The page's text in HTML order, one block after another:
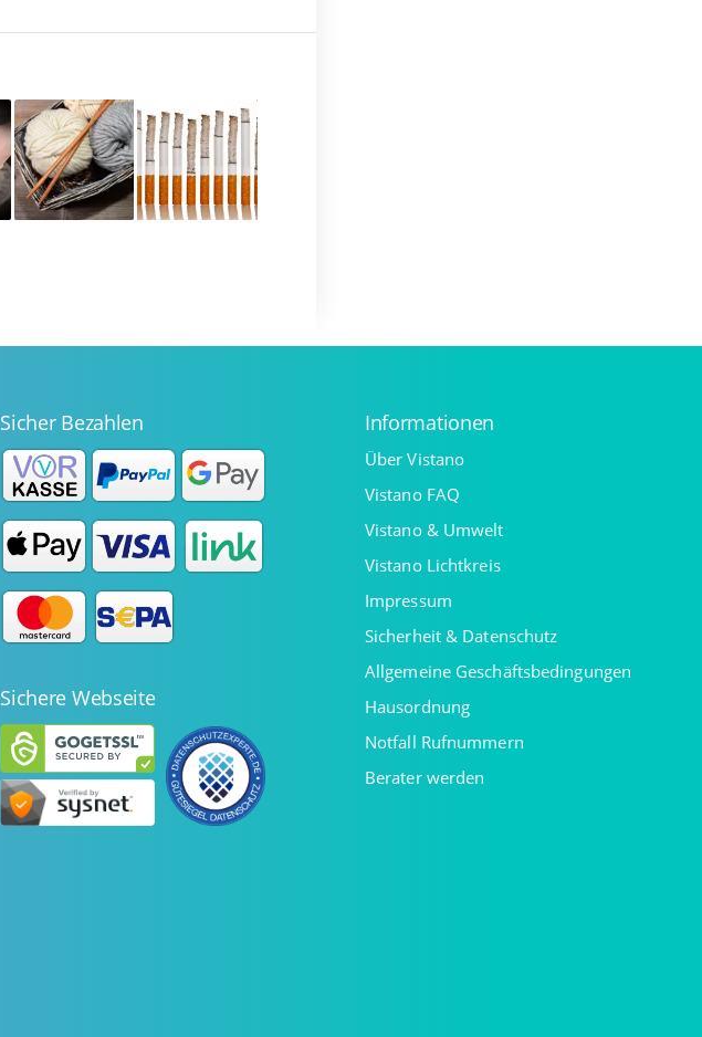
Sicher Bezahlen
Sichere Webseite
Informationen
Über Vistano
Vistano FAQ
Vistano & Umwelt
Vistano Lichtkreis
Impressum
Sicherheit & Datenschutz
Allgemeine Geschäftsbedingungen
Hausordnung
Notfall Rufnummern
Berater werden